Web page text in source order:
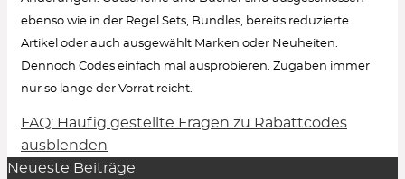
ebenso wie in der Regel Sets, Bundles, bereits reduzierte
Artikel oder auch ausgewählt Marken oder Neuheiten.
Dennoch Codes einfach mal ausprobieren. Zugaben immer
nur so lange der Vorrat reicht.
Wie löse ich einen Rabattcode ein?
FAQ: Häufig gestellte Fragen zu Rabattcodes
ausblenden
Neueste Beiträge